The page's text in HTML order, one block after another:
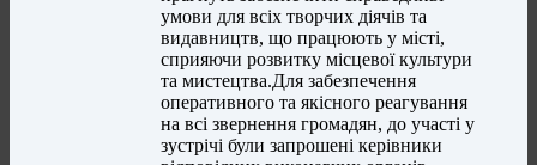
умови для всіх творчих діячів та
видавництв, що працюють у місті,
сприяючи розвитку місцевої культури
та мистецтва.Для забезпечення
оперативного та якісного реагування
на всі звернення громадян, до участі у
зустрічі були запрошені керівники